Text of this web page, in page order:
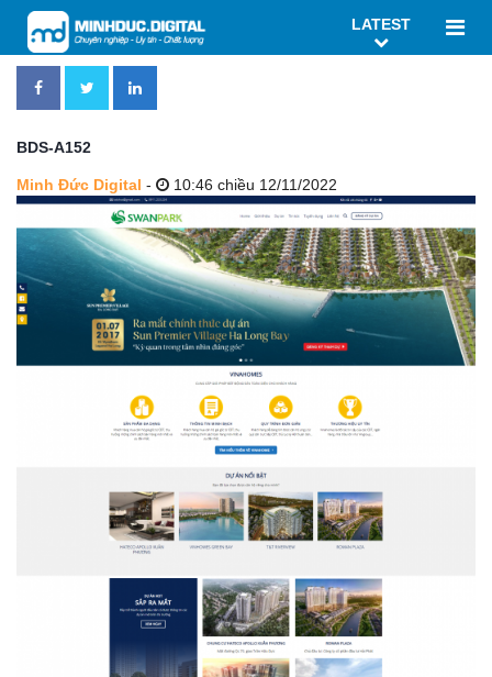
LATEST
BDS-A152
Minh Đức Digital - 10:46 chiều 12/11/2022